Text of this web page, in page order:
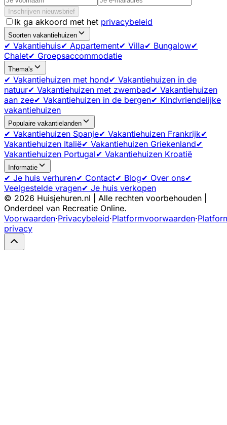
Inschrijven nieuwsbrief
Ik ga akkoord met het privacybeleid
Soorten vakantiehuizen
✔ Vakantiehuis✔ Appartement✔ Villa✔ Bungalow✔
Chalet✔ Groepsaccommodatie
Thema's
✔ Vakantiehuizen met hond✔ Vakantiehuizen in de
natuur✔ Vakantiehuizen met zwembad✔ Vakantiehuizen
aan zee✔ Vakantiehuizen in de bergen✔ Kindvriendelijke
vakantiehuizen
Populaire vakantielanden
✔ Vakantiehuizen Spanje✔ Vakantiehuizen Frankrijk✔
Vakantiehuizen Italië✔ Vakantiehuizen Griekenland✔
Vakantiehuizen Portugal✔ Vakantiehuizen Kroatië
Informatie
✔ Je huis verhuren✔ Contact✔ Blog✔ Over ons✔
Veelgestelde vragen✔ Je huis verkopen
© 2026 Huisjehuren.nl | Alle rechten voorbehouden |
Onderdeel van Recreatie Online.
Voorwaarden·Privacybeleid·Platformvoorwaarden·
privacy